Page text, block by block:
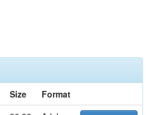
Size
Format